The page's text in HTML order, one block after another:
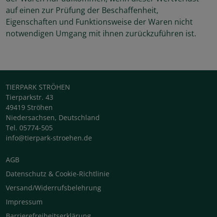
auf einen zur Prüfung der Beschaffenheit,
Eigenschaften und Funktionsweise der Waren nicht
notwendigen Umgang mit ihnen zurückzuführen ist.
TIERPARK STRÖHEN
Tierparkstr. 43
49419 Ströhen
Niedersachsen, Deutschland
Tel. 05774-505
info@tierpark-stroehen.de
AGB
Datenschutz & Cookie-Richtlinie
Versand/Widerrufsbelehrung
Impressum